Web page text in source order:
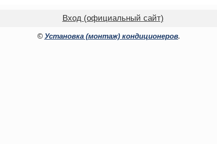
Вход (официальный сайт)
© Установка (монтаж) кондиционеров.